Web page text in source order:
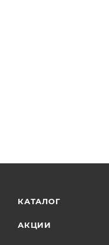
КАТАЛОГ
АКЦИИ